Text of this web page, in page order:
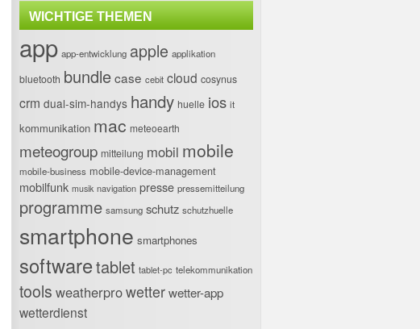
WICHTIGE THEMEN
app app-entwicklung apple applikation
bluetooth bundlecase cebit cloud cosynus
crm dual-sim-handys handy huelle ios it
kommunikation mac meteoearth
meteogroup mitteilung mobil mobile
mobile-business mobile-device-management
mobilfunk musik navigation presse pressemitteilung
programme samsung schutz schutzhuelle
smartphone smartphones
softwaretablet tablet-pc telekommunikation
tools weatherprowetterwetter-app
wetterdienst